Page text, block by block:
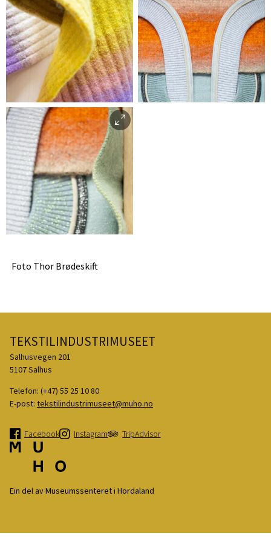
Foto Thor Brødeskift
TEKSTILINDUSTRIMUSEET
Salhusvegen 201
5107 Salhus
Telefon: (+47) 55 25 10 80
E-post: tekstilindustrimuseet@muho.no
Facebook Instagram TripAdvisor
Ein del av Museumssenteret i Hordaland